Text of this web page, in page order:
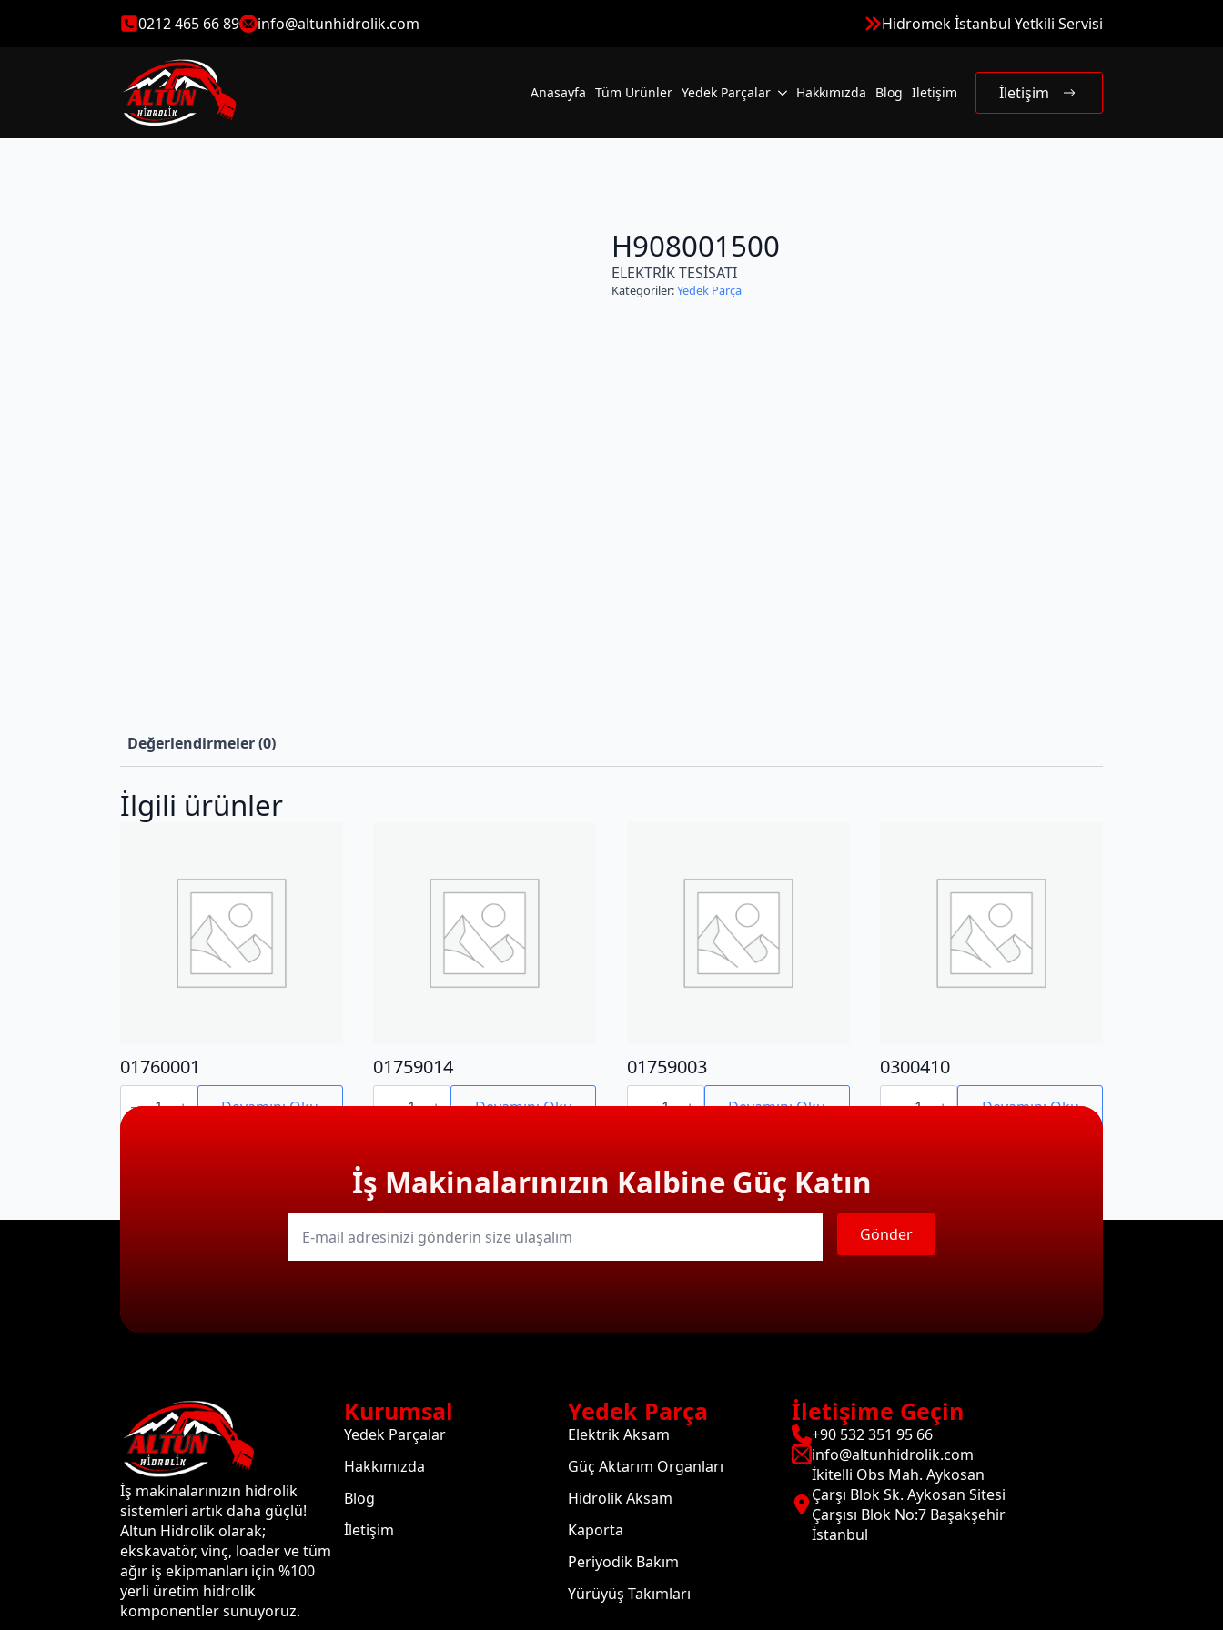
0212 465 66 89 info@altunhidrolik.com Hidromek İstanbul Yetkili Servisi
Anasayfa Tüm Ürünler Yedek Parçalar Hakkımızda Blog İletişim İletişim
H908001500
ELEKTRİK TESİSATI
Kategoriler:Yedek Parça
Değerlendirmeler (0)
İlgili ürünler
01760001
01760001
adet Devamını Oku
01759014
01759014
adet Devamını Oku
01759003
01759003
adet Devamını Oku
0300410
0300410
adet Devamını Oku
İş Makinalarınızın Kalbine Güç Katın
E-
mail Gönder
İş makinalarınızın hidrolik
sistemleri artık daha güçlü!
Altun Hidrolik olarak;
ekskavatör, vinç, loader ve tüm
ağır iş ekipmanları için %100
yerli üretim hidrolik
komponentler sunuyoruz.
Kurumsal
Yedek Parçalar
Hakkımızda
Blog
İletişim
Yedek Parça
Elektrik Aksam
Güç Aktarım Organları
Hidrolik Aksam
Kaporta
Periyodik Bakım
Yürüyüş Takımları
İletişime Geçin
+90 532 351 95 66
info@altunhidrolik.com
İkitelli Obs Mah. Aykosan
Çarşı Blok Sk. Aykosan Sitesi
Çarşısı Blok No:7 Başakşehir
İstanbul